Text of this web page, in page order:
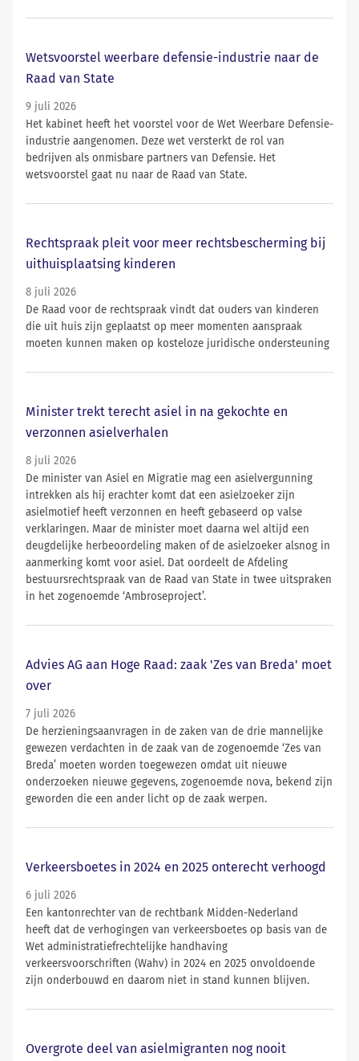
Wetsvoorstel weerbare defensie-industrie naar de
Raad van State
9 juli 2026
Het kabinet heeft het voorstel voor de Wet Weerbare Defensie-
industrie aangenomen. Deze wet versterkt de rol van
bedrijven als onmisbare partners van Defensie. Het
wetsvoorstel gaat nu naar de Raad van State.
Rechtspraak pleit voor meer rechtsbescherming bij
uithuisplaatsing kinderen
8 juli 2026
De Raad voor de rechtspraak vindt dat ouders van kinderen
die uit huis zijn geplaatst op meer momenten aanspraak
moeten kunnen maken op kosteloze juridische ondersteuning
Minister trekt terecht asiel in na gekochte en
verzonnen asielverhalen
8 juli 2026
De minister van Asiel en Migratie mag een asielvergunning
intrekken als hij erachter komt dat een asielzoeker zijn
asielmotief heeft verzonnen en heeft gebaseerd op valse
verklaringen. Maar de minister moet daarna wel altijd een
deugdelijke herbeoordeling maken of de asielzoeker alsnog in
aanmerking komt voor asiel. Dat oordeelt de Afdeling
bestuursrechtspraak van de Raad van State in twee uitspraken
in het zogenoemde ‘Ambroseproject’.
Advies AG aan Hoge Raad: zaak 'Zes van Breda' moet
over
7 juli 2026
De herzieningsaanvragen in de zaken van de drie mannelijke
gewezen verdachten in de zaak van de zogenoemde ‘Zes van
Breda’ moeten worden toegewezen omdat uit nieuwe
onderzoeken nieuwe gegevens, zogenoemde nova, bekend zijn
geworden die een ander licht op de zaak werpen.
Verkeersboetes in 2024 en 2025 onterecht verhoogd
6 juli 2026
Een kantonrechter van de rechtbank Midden-Nederland
heeft dat de verhogingen van verkeersboetes op basis van de
Wet administratiefrechtelijke handhaving
verkeersvoorschriften (Wahv) in 2024 en 2025 onvoldoende
zijn onderbouwd en daarom niet in stand kunnen blijven.
Overgrote deel van asielmigranten nog nooit